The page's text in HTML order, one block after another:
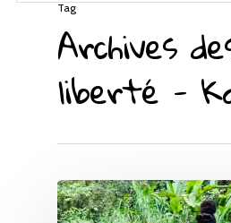
Tag
Archives
liberté -